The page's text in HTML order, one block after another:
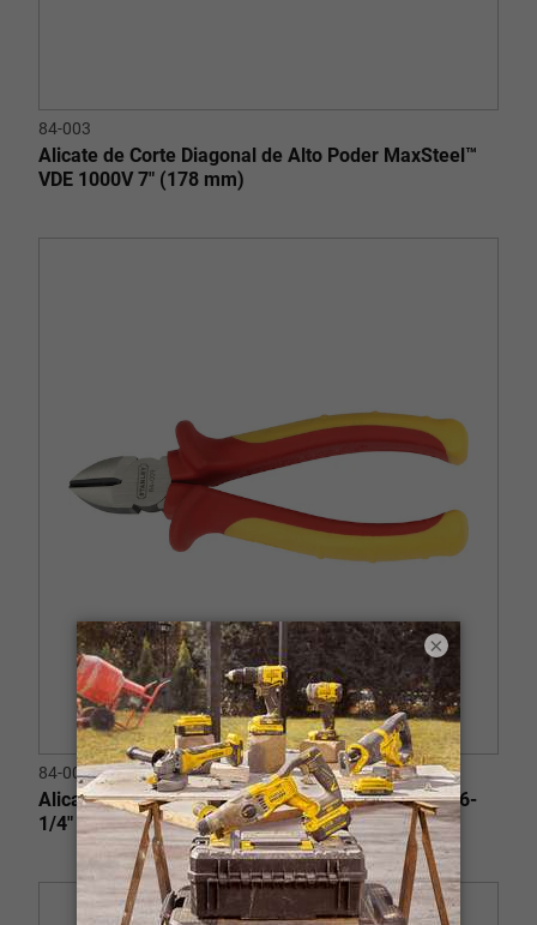
84-003
Alicate de Corte Diagonal de Alto Poder MaxSteel™
VDE 1000V 7" (178 mm)
84-009
Alicate de Corte Diagonal MaxSteel™ VDE 1000V 6-
1/4" (160 mm)
×